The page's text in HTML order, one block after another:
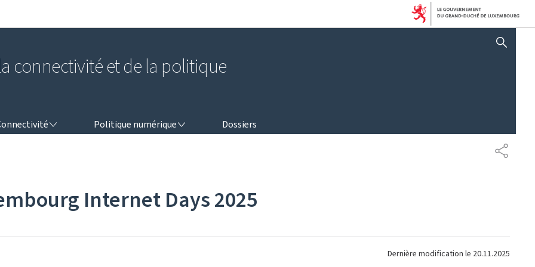
connectivité et de la politique
AFFICHER / MASQUER
Politique numérique
Dossiers
Internet Days 2025
Dernière modification le 20.11.2025